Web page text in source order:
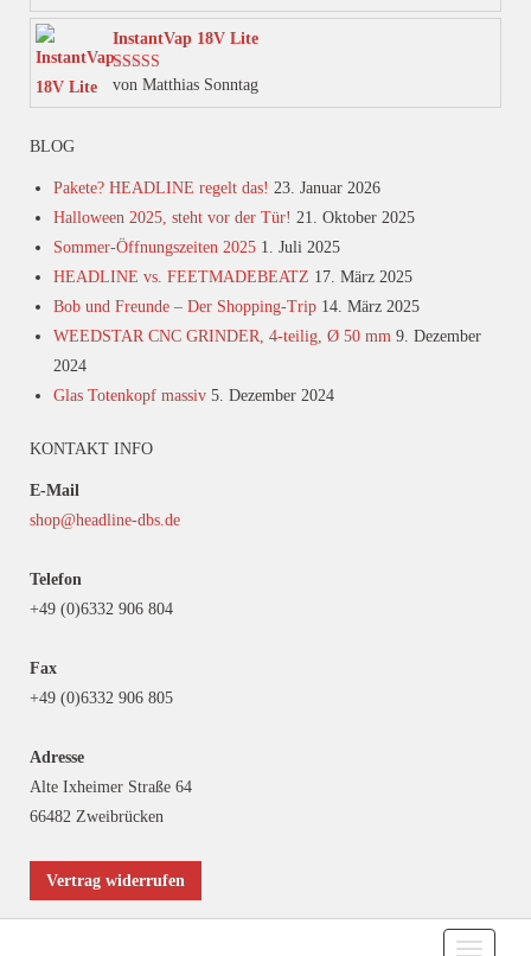
werden
InstantVap 18V Lite
Bewertet mit
von Matthias Sonntag
BLOG
Pakete? HEADLINE regelt das! 23. Januar 2026
Halloween 2025, steht vor der Tür! 21. Oktober 2025
Sommer-Öffnungszeiten 2025 1. Juli 2025
HEADLINE vs. FEETMADEBEATZ 17. März 2025
Bob und Freunde – Der Shopping-Trip 14. März 2025
WEEDSTAR CNC GRINDER, 4-teilig, Ø 50 mm 9. Dezember
2024
Glas Totenkopf massiv 5. Dezember 2024
KONTAKT INFO
E-Mail
shop@headline-dbs.de
Telefon
+49 (0)6332 906 804
Fax
+49 (0)6332 906 805
Adresse
Alte Ixheimer Straße 64
66482 Zweibrücken
Vertrag widerrufen